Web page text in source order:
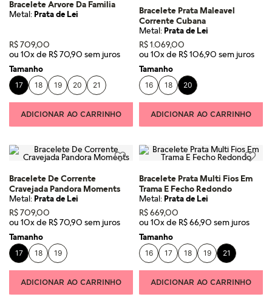
Bracelete Arvore Da Familia
Metal:Prata de Lei
R$709,00
ou 10x de R$70,90
Tamanho
17 18 19 20 21
ADICIONAR AO CARRINHO
Bracelete Prata Maleavel
Corrente Cubana
Metal:Prata de Lei
R$1069,00
ou 10x de R$106,90
Tamanho
16 18 20
ADICIONAR AO CARRINHO
Bracelete De Corrente
Cravejada Pandora Moments
Metal:Prata de Lei
R$709,00
ou 10x de R$70,90
Tamanho
17 18 19
ADICIONAR AO CARRINHO
Bracelete Prata Multi Fios Em
Trama E Fecho Redondo
Metal:Prata de Lei
R$669,00
ou 10x de R$66,90
Tamanho
16 17 18 19 21
ADICIONAR AO CARRINHO